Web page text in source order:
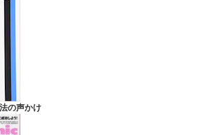
の声かけ